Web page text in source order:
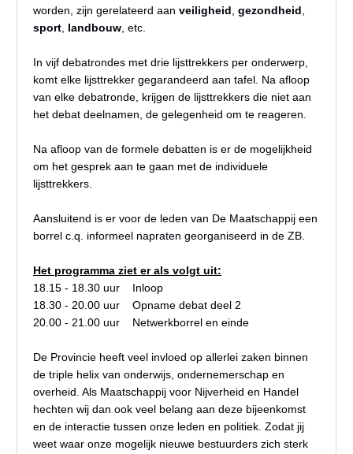
worden, zijn gerelateerd aan veiligheid gezondheid
sport landbouw , etc.
In vijf debatrondes met drie lijsttrekkers per onderwerp,
komt elke lijsttrekker gegarandeerd aan tafel. Na afloop
van elke debatronde, krijgen de lijsttrekkers die niet aan
het debat deelnamen, de gelegenheid om te reageren.
Na afloop van de formele debatten is er de mogelijkheid
om het gesprek aan te gaan met de individuele
lijsttrekkers.
Aansluitend is er voor de leden van De Maatschappij een
borrel c.q. informeel napraten georganiseerd in de ZB.
Het programma ziet er als volgt uit:
18.15 - 18.30 uur Inloop
18.30 - 20.00 uur Opname debat deel 2
20.00 - 21.00 uur Netwerkborrel en einde
De Provincie heeft veel invloed op allerlei zaken binnen
de triple helix van onderwijs, ondernemerschap en
overheid. Als Maatschappij voor Nijverheid en Handel
hechten wij dan ook veel belang aan deze bijeenkomst
en de interactie tussen onze leden en politiek. Zodat jij
weet waar onze mogelijk nieuwe bestuurders zich sterk